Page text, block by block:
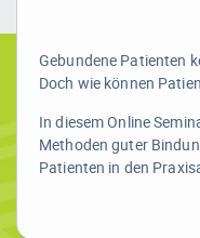
Gebundene Patienten
Doch wie können
In diesem Online
Methoden guter
Patienten in den